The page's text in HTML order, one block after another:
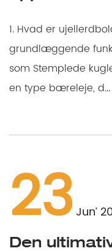
1. Hvad er ujellerdboldlejer? 1.1
grundlæggende funktion Ujordboldlejer ,
som Stemplede kuglelejer or kommercielle lejer , er
en type bæreleje, d...
23 Jun’
Den